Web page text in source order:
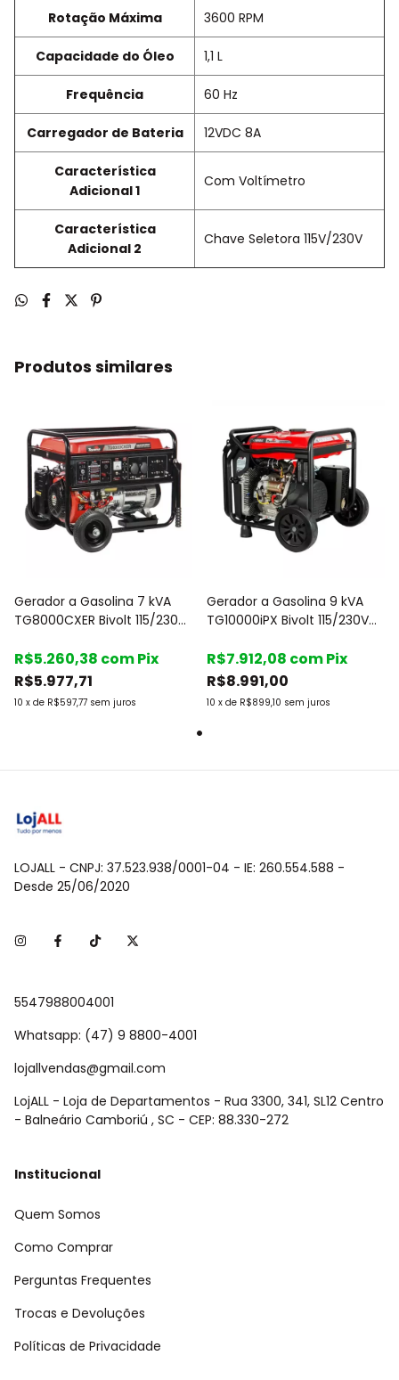
Rotação Máxima 3600 RPM
Capacidade do Óleo 1,1 L
Frequência 60 Hz
Carregador de Bateria 12VDC 8A
Característica
Adicional 1
Com Voltímetro
Característica
Adicional 2
Chave Seletora 115V/230V
Produtos similares
Gerador a Gasolina 7 kVA
TG8000CXER Bivolt 115/230V
R$5.977,71
10 x de R$597,77 sem juros
R$5.260,38 comPix
Gerador a Gasolina 9 kVA
TG10000iPX Bivolt 115/230V
R$8.991,00
10 x de R$899,10 sem juros
R$7.912,08 comPix
LOJALL - CNPJ: 37.523.938/0001-04 - IE: 260.554.588 -
Desde 25/06/2020
5547988004001
Whatsapp: (47) 9 8800-4001
lojallvendas@gmail.com
LojALL - Loja de Departamentos - Rua 3300, 341, SL12 Centro
- Balneário Camboriú , SC - CEP: 88.330-272
Institucional
Quem Somos
Como Comprar
Perguntas Frequentes
Trocas e Devoluções
Políticas de Privacidade